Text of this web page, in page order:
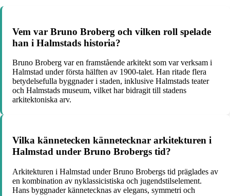
Vem var Bruno Broberg och vilken roll spelade
han i Halmstads historia?
Bruno Broberg var en framstående arkitekt som var verksam i
Halmstad under första hälften av 1900-talet. Han ritade flera
betydelsefulla byggnader i staden, inklusive Halmstads teater
och Halmstads museum, vilket har bidragit till stadens
arkitektoniska arv.
Vilka kännetecken kännetecknar arkitekturen i
Halmstad under Bruno Brobergs tid?
Arkitekturen i Halmstad under Bruno Brobergs tid präglades av
en kombination av nyklassicistiska och jugendstilselement.
Hans byggnader kännetecknas av elegans, symmetri och